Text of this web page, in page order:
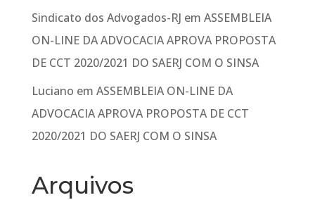
Sindicato dos Advogados-RJ em ASSEMBLEIA
ON-LINE DA ADVOCACIA APROVA PROPOSTA
DE CCT 2020/2021 DO SAERJ COM O SINSA
Luciano em ASSEMBLEIA ON-LINE DA
ADVOCACIA APROVA PROPOSTA DE CCT
2020/2021 DO SAERJ COM O SINSA
Arquivos